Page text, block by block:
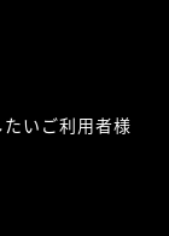
いご利用者様